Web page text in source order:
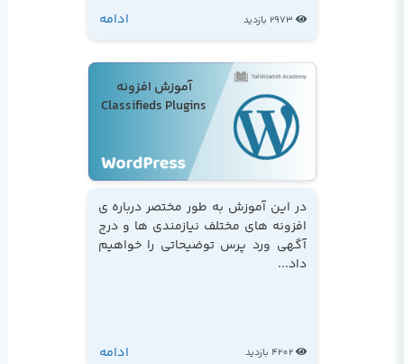
2973 بازدید ادامه
آموزش افزونه
Classifieds Plugins
در این آموزش به طور مختصر درباره ی
افزونه های مختلف نیازمندی ها و درج
آگهی ورد پرس توضیحاتی را خواهیم
داد...
4202 بازدید ادامه